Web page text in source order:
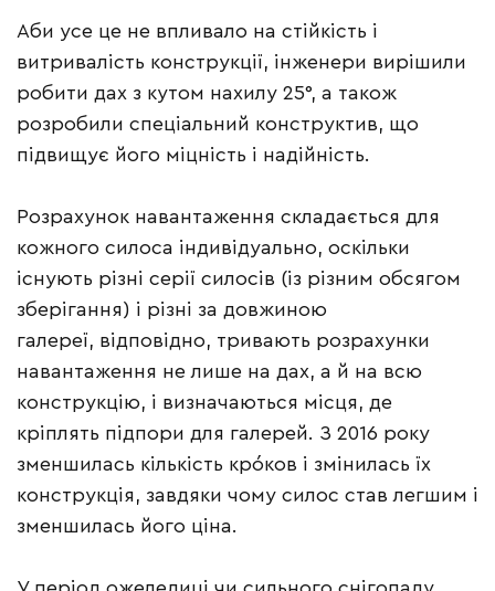
Аби усе це не впливало на стійкість і
витривалість конструкції, інженери вирішили
робити дах з кутом нахилу 25°, а також
розробили спеціальний конструктив, що
підвищує його міцність і надійність.
Розрахунок навантаження складається для
кожного силоса індивідуально, оскільки
існують різні серії силосів (із різним обсягом
зберігання) і різні за довжиною
галереї, відповідно, тривають розрахунки
навантаження не лише на дах, а й на всю
конструкцію, і визначаються місця, де
кріплять підпори для галерей. З 2016 року
зменшилась кількість кро́ков і змінилась їх
конструкція, завдяки чому силос став легшим і
зменшилась його ціна.